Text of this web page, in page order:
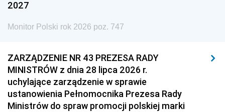
2027
Monitor Polski rok 2026 poz. 747
ZARZĄDZENIE NR 43 PREZESA RADY
MINISTRÓW z dnia 28 lipca 2026 r.
uchylające zarządzenie w sprawie
ustanowienia Pełnomocnika Prezesa Rady
Ministrów do spraw promocji polskiej marki